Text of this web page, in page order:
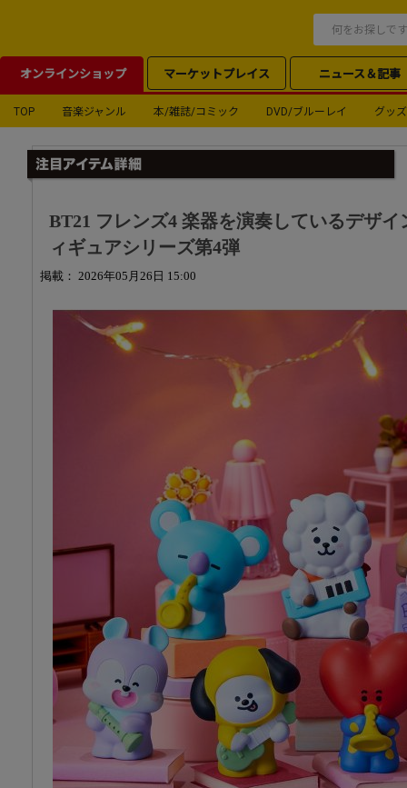
オンラインショップ マーケットプレイス ニュース＆記事
TOP 音楽ジャンル 本/雑誌/コミック DVD/ブルーレイ グッズ
BT21 フレンズ4 楽器を演奏しているデザ
ィギュアシリーズ第4弾
掲載： 2026年05月26日 15:00